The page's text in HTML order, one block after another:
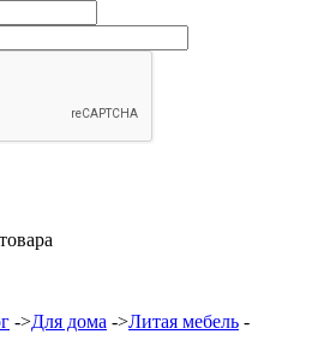
->Для дома ->Литая мебель -